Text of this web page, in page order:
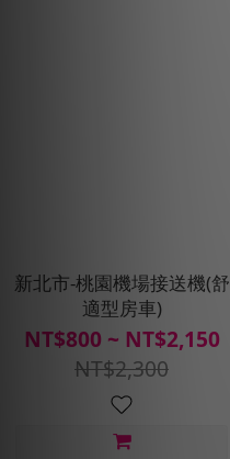
新北市-桃園機場接送機(舒
適型房車)
NT$800 ~ NT$2,150
NT$2,300